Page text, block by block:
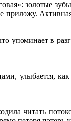
золотые
приложу.
упоминает в
улыбается,
читать